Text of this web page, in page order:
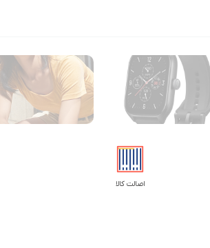
اسلایسر چند تیغه شیائومی مدل
HuoHou HU0137
دستگاه شستشوی مبل و فرش شیائومی
مدل Deerma BY200 S
اصالت کالا